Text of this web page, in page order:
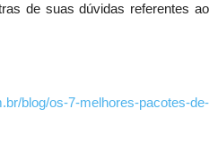
de suas dúvidas referentes ao
blog/os-7-melhores-pacotes-de-